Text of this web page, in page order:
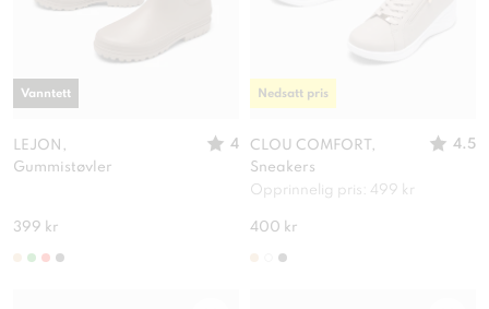
LEJON,
Gummistøvler
4
399 kr
Vanntett
CLOU COMFORT,
Sneakers
4.5
Opprinnelig pris: 499 kr
400 kr
Nedsatt pris